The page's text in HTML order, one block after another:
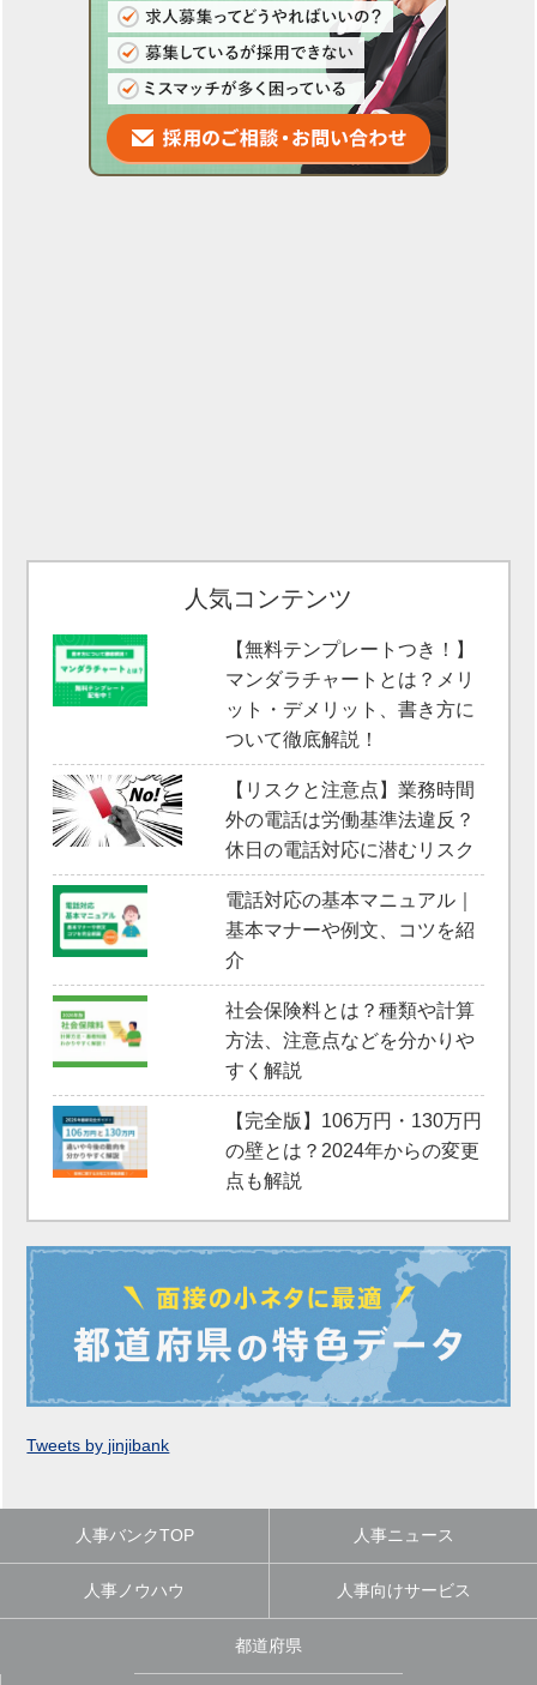
人気コンテンツ
【無料テンプレートつき！】
マンダラチャートとは？メリ
ット・デメリット、書き方に
ついて徹底解説！
【リスクと注意点】業務時間
外の電話は労働基準法違反？
休日の電話対応に潜むリスク
電話対応の基本マニュアル｜
基本マナーや例文、コツを紹
介
社会保険料とは？種類や計算
方法、注意点などを分かりや
すく解説
【完全版】106万円・130万円
の壁とは？2024年からの変更
点も解説
Tweets by jinjibank
人事バンクTOP 人事ニュース
人事ノウハウ 人事向けサービス
都道府県